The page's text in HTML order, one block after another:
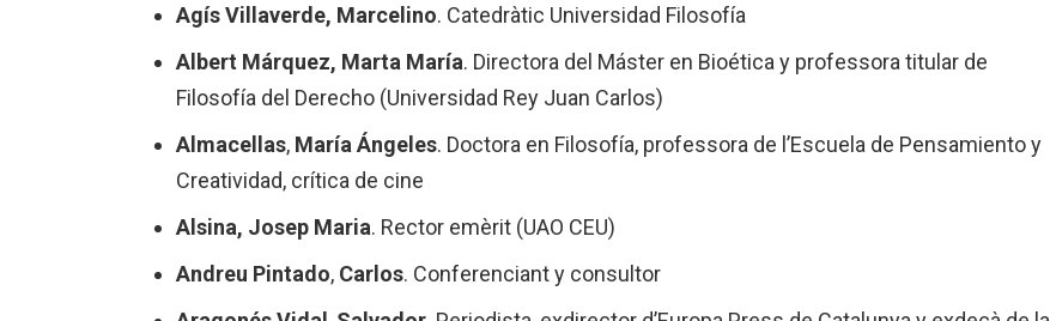
Agís Villaverde, Marcelino. Catedràtic Universidad Filosofía
Albert Márquez, Marta María. Directora del Máster en Bioética y professora titular de
Filosofía del Derecho (Universidad Rey Juan Carlos)
Almacellas, María Ángeles. Doctora en Filosofía, professora de l’Escuela de Pensamiento y
Creatividad, crítica de cine
Alsina, Josep Maria. Rector emèrit (UAO CEU)
Andreu Pintado, Carlos. Conferenciant y consultor